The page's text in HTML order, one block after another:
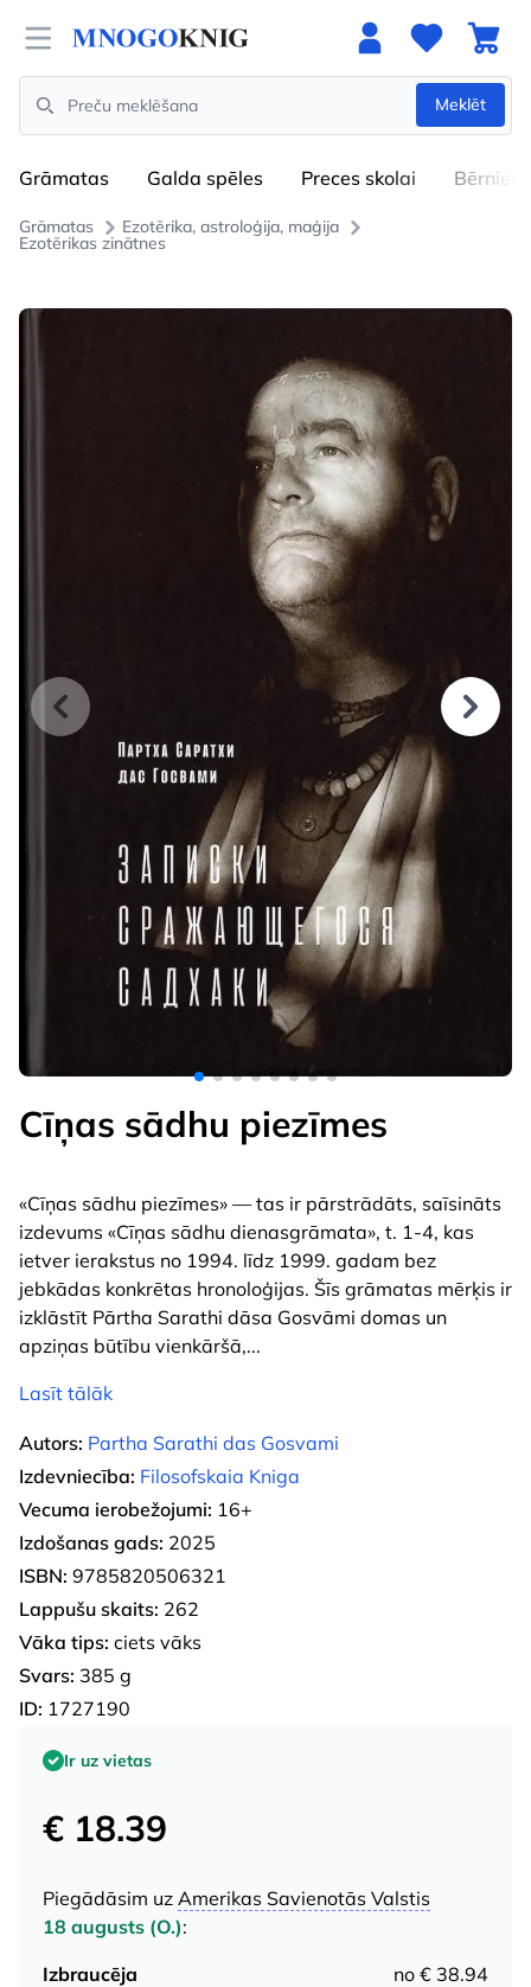
Open menu
Search
Meklēt
Grāmatas Galda spēles Preces skolai Bērniem
Grāmatas Ezotērika, astroloģija, maģija
Ezotērikas zinātnes
Cīņas sādhu piezīmes
«Cīņas sādhu piezīmes» — tas ir pārstrādāts, saīsināts
izdevums «Cīņas sādhu dienasgrāmata», t. 1-4, kas
ietver ierakstus no 1994. līdz 1999. gadam bez
jebkādas konkrētas hronoloģijas. Šīs grāmatas mērķis ir
izklāstīt Pārtha Sarathi dāsa Gosvāmi domas un
apziņas būtību vienkāršā,...
Lasīt tālāk
Autors: Partha Sarathi das Gosvami
Izdevniecība: Filosofskaia Kniga
Vecuma ierobežojumi: 16+
Izdošanas gads: 2025
ISBN: 9785820506321
Lappušu skaits: 262
Vāka tips: ciets vāks
Svars: 385 g
ID: 1727190
Ir uz vietas
€ 18.39
Piegādāsim uz Amerikas Savienotās Valstis
18 augusts (O.):
Izbraucēja
no € 38.94